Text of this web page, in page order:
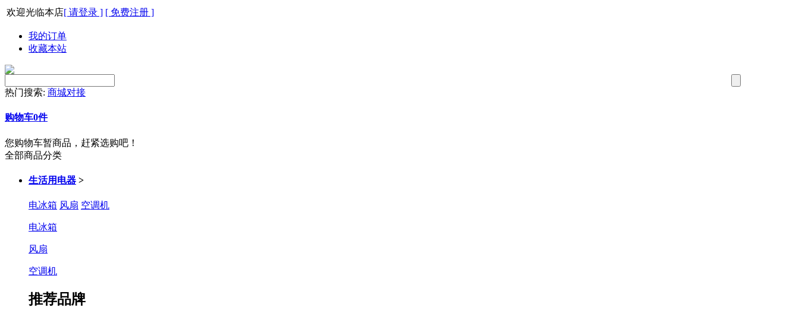
欢迎光临本店[ 请登录 ] [ 免费注册 ]
我的订单
收藏本站
热门搜索: 商城对接
购物车0件
您购物车暂商品，赶紧选购吧！
全部商品分类
生活用电器 >
电冰箱 风扇 空调机
电冰箱
风扇
空调机
推荐品牌